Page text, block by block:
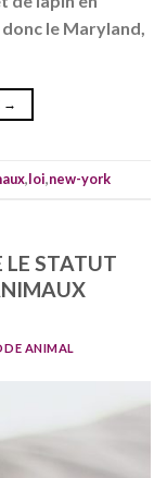
le Maryland,
→
,loi,new-york
LE STATUT
ANIMAL